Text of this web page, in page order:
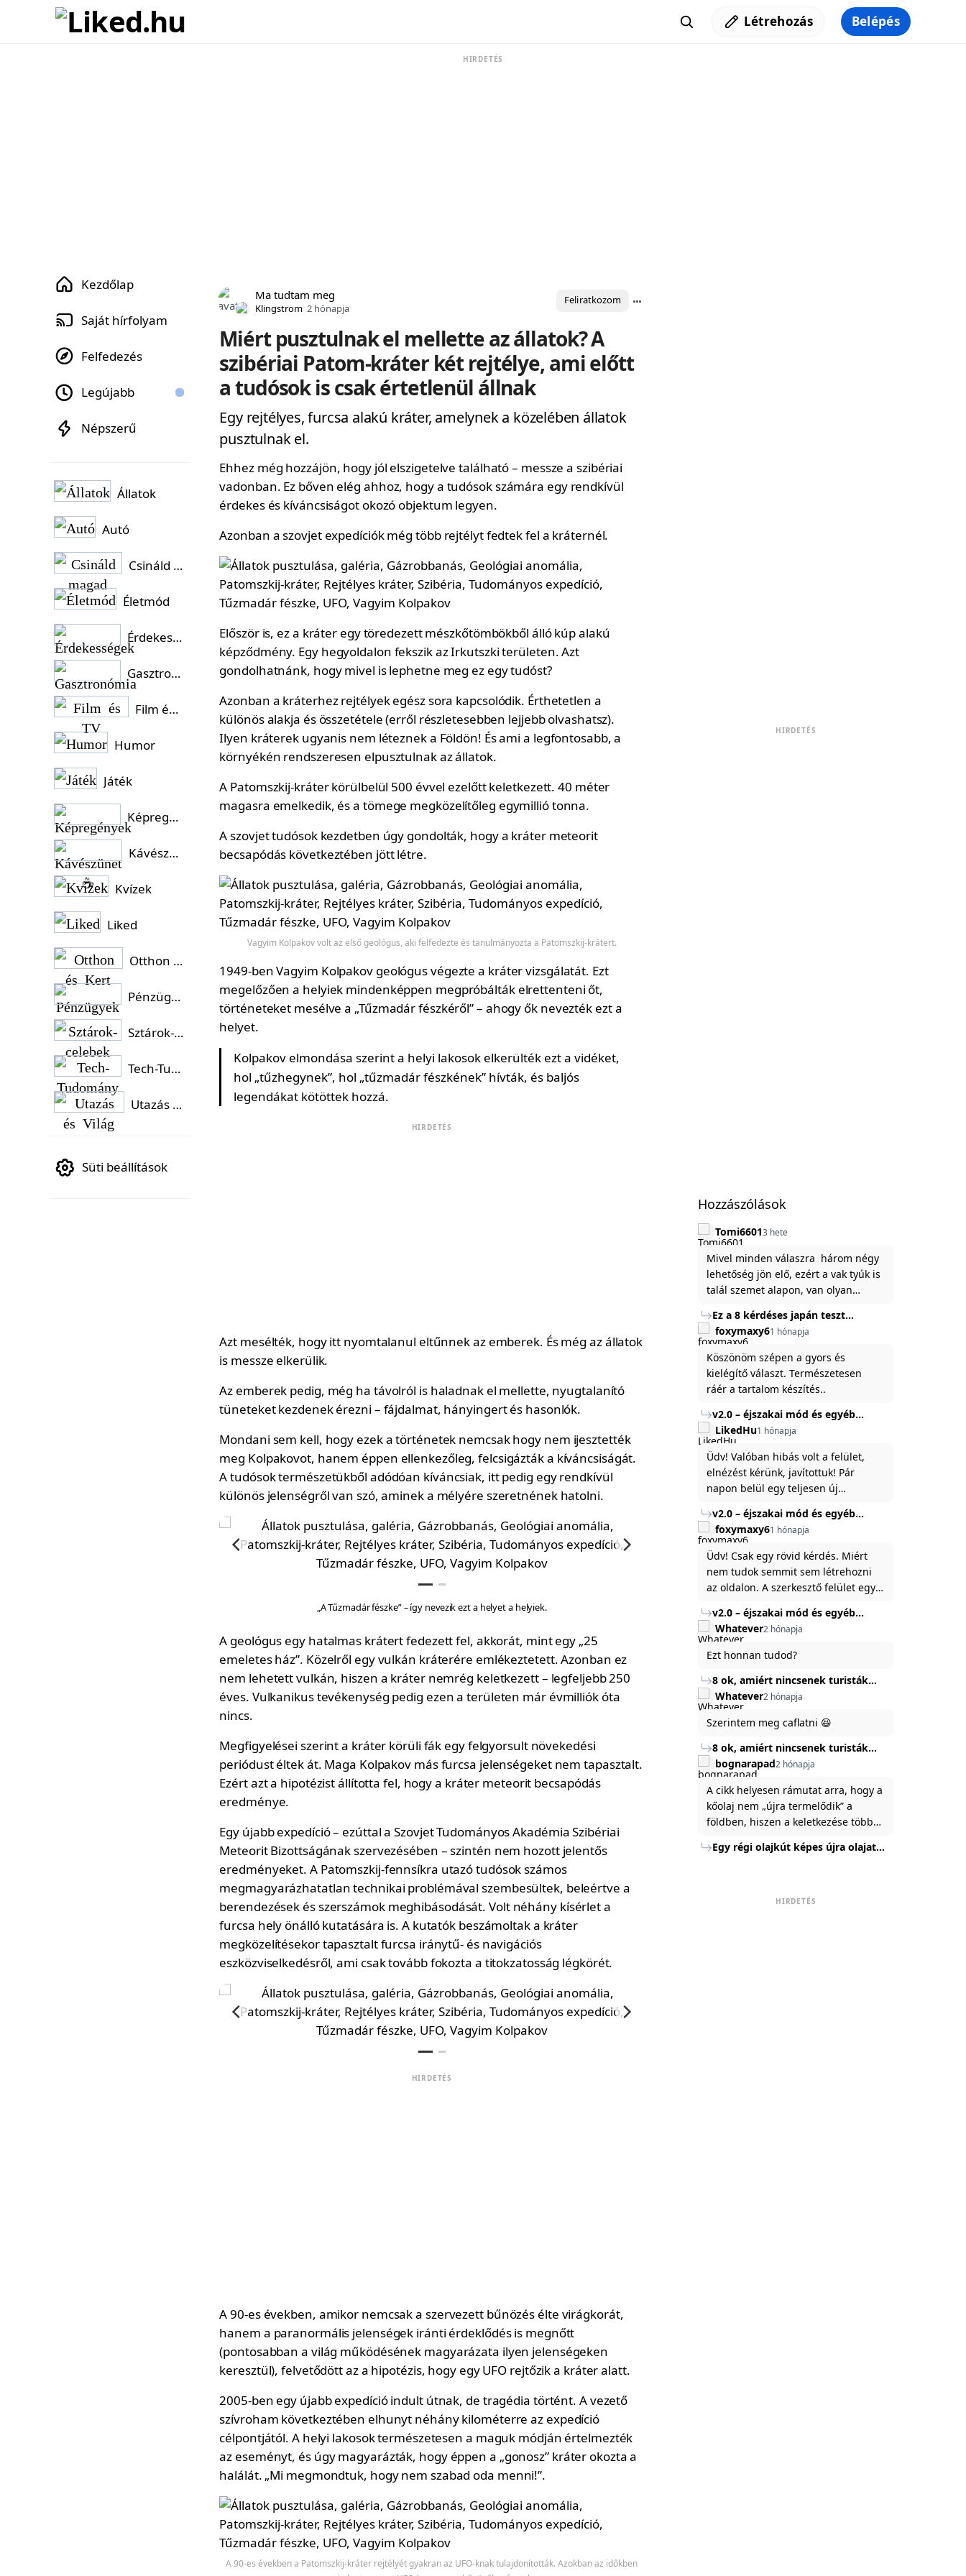
Létrehozás Belépés
HIRDETÉS
Ma tudtam meg
Klingstrom 2 hónapja
Feliratkozom
Miért pusztulnak el mellette az állatok? A
szibériai Patom-kráter két rejtélye, ami előtt
a tudósok is csak értetlenül állnak
Egy rejtélyes, furcsa alakú kráter, amelynek a közelében állatok
pusztulnak el.
Ehhez még hozzájön, hogy jól elszigetelve található – messze a szibériai
vadonban. Ez bőven elég ahhoz, hogy a tudósok számára egy rendkívül
érdekes és kíváncsiságot okozó objektum legyen.
Azonban a szovjet expedíciók még több rejtélyt fedtek fel a kráternél.
Először is, ez a kráter egy töredezett mészkőtömbökből álló kúp alakú
képződmény. Egy hegyoldalon fekszik az Irkutszki területen. Azt
gondolhatnánk, hogy mivel is lephetne meg ez egy tudóst?
Azonban a kráterhez rejtélyek egész sora kapcsolódik. Érthetetlen a
különös alakja és összetétele (erről részletesebben lejjebb olvashatsz).
Ilyen kráterek ugyanis nem léteznek a Földön! És ami a legfontosabb, a
környékén rendszeresen elpusztulnak az állatok.
A Patomszkij-kráter körülbelül 500 évvel ezelőtt keletkezett. 40 méter
magasra emelkedik, és a tömege megközelítőleg egymillió tonna.
A szovjet tudósok kezdetben úgy gondolták, hogy a kráter meteorit
becsapódás következtében jött létre.
Vagyim Kolpakov volt az első geológus, aki felfedezte és tanulmányozta a Patomszkij-krátert.
1949-ben Vagyim Kolpakov geológus végezte a kráter vizsgálatát. Ezt
megelőzően a helyiek mindenképpen megpróbálták elrettenteni őt,
történeteket mesélve a „Tűzmadár fészkéről” – ahogy ők nevezték ezt a
helyet.
Kolpakov elmondása szerint a helyi lakosok elkerülték ezt a vidéket,
hol „tűzhegynek”, hol „tűzmadár fészkének” hívták, és baljós
legendákat kötöttek hozzá.
HIRDETÉS
Azt mesélték, hogy itt nyomtalanul eltűnnek az emberek. És még az állatok
is messze elkerülik.
Az emberek pedig, még ha távolról is haladnak el mellette, nyugtalanító
tüneteket kezdenek érezni – fájdalmat, hányingert és hasonlók.
Mondani sem kell, hogy ezek a történetek nemcsak hogy nem ijesztették
meg Kolpakovot, hanem éppen ellenkezőleg, felcsigázták a kíváncsiságát.
A tudósok természetükből adódóan kíváncsiak, itt pedig egy rendkívül
különös jelenségről van szó, aminek a mélyére szeretnének hatolni.
„A Tűzmadár fészke” – így nevezik ezt a helyet a helyiek.
A geológus egy hatalmas krátert fedezett fel, akkorát, mint egy „25
emeletes ház”. Közelről egy vulkán kráterére emlékeztetett. Azonban ez
nem lehetett vulkán, hiszen a kráter nemrég keletkezett – legfeljebb 250
éves. Vulkanikus tevékenység pedig ezen a területen már évmilliók óta
nincs.
Megfigyelései szerint a kráter körüli fák egy felgyorsult növekedési
periódust éltek át. Maga Kolpakov más furcsa jelenségeket nem tapasztalt.
Ezért azt a hipotézist állította fel, hogy a kráter meteorit becsapódás
eredménye.
Egy újabb expedíció – ezúttal a Szovjet Tudományos Akadémia Szibériai
Meteorit Bizottságának szervezésében – szintén nem hozott jelentős
eredményeket. A Patomszkij-fennsíkra utazó tudósok számos
megmagyarázhatatlan technikai problémával szembesültek, beleértve a
berendezések és szerszámok meghibásodását. Volt néhány kísérlet a
furcsa hely önálló kutatására is. A kutatók beszámoltak a kráter
megközelítésekor tapasztalt furcsa iránytű- és navigációs
eszközviselkedésről, ami csak tovább fokozta a titokzatosság légkörét.
HIRDETÉS
A 90-es években, amikor nemcsak a szervezett bűnözés élte virágkorát,
hanem a paranormális jelenségek iránti érdeklődés is megnőtt
(pontosabban a világ működésének magyarázata ilyen jelenségeken
keresztül), felvetődött az a hipotézis, hogy egy UFO rejtőzik a kráter alatt.
2005-ben egy újabb expedíció indult útnak, de tragédia történt. A vezető
szívroham következtében elhunyt néhány kilométerre az expedíció
célpontjától. A helyi lakosok természetesen a maguk módján értelmezték
az eseményt, és úgy magyarázták, hogy éppen a „gonosz” kráter okozta a
halálát. „Mi megmondtuk, hogy nem szabad oda menni!”.
A 90-es években a Patomszkij-kráter rejtélyét gyakran az UFO-knak tulajdonították. Azokban az időkben
HIRDETÉS
Hozzászólások
Tomi66013 hete
Mivel minden válaszra három négy
lehetőség jön elő, ezért a vak tyúk is
talál szemet alapon, van olyan
Ez a 8 kérdéses japán teszt
hibátlanul feltárja az igazságot
rólad
foxymaxy61 hónapja
Köszönöm szépen a gyors és
kielégítő választ. Természetesen
ráér a tartalom készítés..
v2.0 – éjszakai mód és egyéb
fejlesztések
LikedHu1 hónapja
Üdv! Valóban hibás volt a felület,
elnézést kérünk, javítottuk! Pár
napon belül egy teljesen új
weboldal legújabb, 3.0-ás verzióját,
és vélhetően ez zavart be kicsit.Egy
baráti megjegyzés: ha nem fontos
és tud várni néhány napot a
tartalom, amit készíteni
szeretnél, inkább várj néhány napot,
mert ég és föld lesz a különbség a
jelenlegi rendszer és az új között -
legfőképpen egyébként épp
tartalomkészítési szempontból! :)
v2.0 – éjszakai mód és egyéb
fejlesztések
foxymaxy61 hónapja
Üdv! Csak egy rövid kérdés. Miért
nem tudok semmit sem létrehozni
az oldalon. A szerkesztő felület egy
Köszönöm ha válaszoltok.
v2.0 – éjszakai mód és egyéb
fejlesztések
Whatever2 hónapja
Ezt honnan tudod?
8 ok, amiért nincsenek turisták
Törökország Fekete-tenger felőli
partján
Whatever2 hónapja
Szerintem meg caflatni 😆
8 ok, amiért nincsenek turisták
Törökország Fekete-tenger felőli
partján
bognarapad2 hónapja
A cikk helyesen rámutat arra, hogy a
kőolaj nem „újra termelődik” a
földben, hiszen a keletkezése több
Energiaügyi Minisztériuma szerint a
kőzetben marad. A
Egy régi olajkút képes újra olajat
HIRDETÉS
Kezdőlap
Saját hírfolyam
Felfedezés
Legújabb
Népszerű
Állatok
Autó
Csináld magad
Életmód
Érdekességek
Gasztronómia
Film és TV
Humor
Játék
Képregények
Kávészünet ☕
Kvízek
Liked
Otthon és Kert
Pénzügyek
Sztárok-celebek
Tech-Tudomány
Utazás és Világ
Süti beállítások